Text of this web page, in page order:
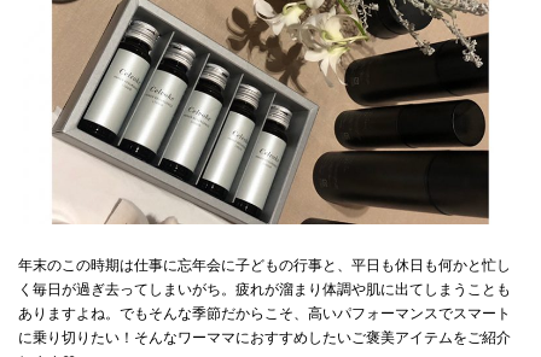
年末のこの時期は仕事に忘年会に子どもの行事と、平日も休日も何かと忙し
く毎日が過ぎ去ってしまいがち。疲れが溜まり体調や肌に出てしまうことも
ありますよね。でもそんな季節だからこそ、高いパフォーマンスでスマート
に乗り切りたい！そんなワーママにおすすめしたいご褒美アイテムをご紹介